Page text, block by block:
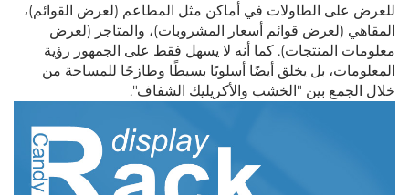
للعرض على الطاولات في أماكن مثل المطاعم (لعرض القوائم)،
المقاهي (لعرض قوائم أسعار المشروبات)، والمتاجر (لعرض
معلومات المنتجات). كما أنه لا يسهل فقط على الجمهور رؤية
المعلومات، بل يخلق أيضًا أسلوبًا بسيطًا وطازجًا للمساحة من
خلال الجمع بين "الخشب والأكريليك الشفاف".